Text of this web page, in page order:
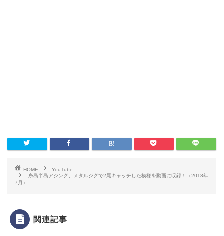
HOME
YouTube
糸島半島アジング、メタルジグで2尾キャッチした模様を動画に収録！（2018年
7月）
関連記事